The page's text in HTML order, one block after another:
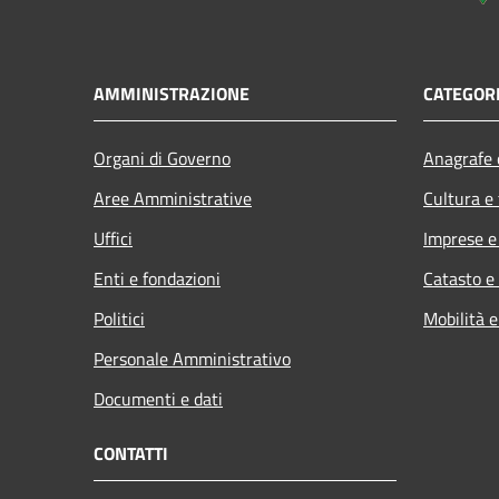
AMMINISTRAZIONE
Organi di Governo
Aree Amministrative
Uffici
Enti e fondazioni
Politici
Personale Amministrativo
Documenti e dati
Cultura
Imprese
Catasto
Mobilità
CONTATTI